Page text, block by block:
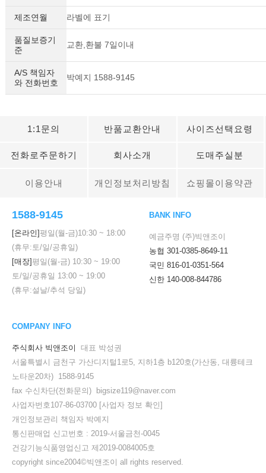
제조연월 라벨에 표기
품질보증기
준
교환,환불 7일이내
A/S 책임자
와 전화번호
박예지 1588-9145
1:1문의 반품교환안내 사이즈선택요령
전화로주문하기 회사소개 도매주실분
이용안내 개인정보처리방침 쇼핑몰이용약관
1588-9145
[온라인]평일(월-금)10:30 ~ 18:00
(휴무:토/일/공휴일)
[매장]평일(월-금) 10:30 ~ 19:00
토/일/공휴일 13:00 ~ 19:00
(휴무:설날/추석 당일)
BANK INFO
예금주명 (주)빅앤조이
농협 301-0385-8649-11
국민 816-01-0351-564
신한 140-008-844786
COMPANY INFO
주식회사 빅앤조이
대표 박성권
서울특별시 금천구 가산디지털1로5, 지하1층 b120호(가산동, 대륭테크
노타운20차) 1588-9145
fax 수신차단(전화문의) bigsize119@naver.com
사업자번호107-86-03700 [사업자 정보 확인]
개인정보관리 책임자 박예지
통신판매업 신고번호 : 2019-서울금천-0045
건강기능식품영업신고 제2019-0084005호
copyright since2004©빅앤조이 all rights reserved.